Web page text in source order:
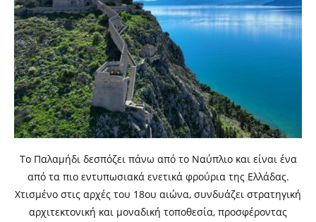
Το Παλαμήδι δεσπόζει πάνω από το Ναύπλιο και είναι ένα
από τα πιο εντυπωσιακά ενετικά φρούρια της Ελλάδας.
Χτισμένο στις αρχές του 18ου αιώνα, συνδυάζει στρατηγική
αρχιτεκτονική και μοναδική τοποθεσία, προσφέροντας